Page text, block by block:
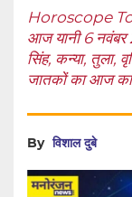
Horoscope
आज यानी 6 नवंबर
सिंह, कन्या, तुला,
जातकों का आज का
By विशाल दुबे